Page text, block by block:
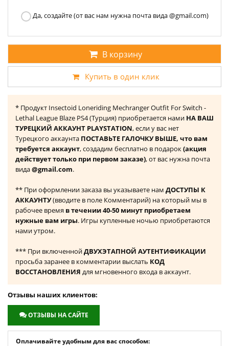
Да, создайте (от вас нам нужна почта вида @gmail.com)
В корзину
Купить в один клик
* Продукт Insectoid Loneriding Mechranger Outfit For Switch -
Lethal League Blaze PS4 (Турция) приобретается нами НА ВАШ
ТУРЕЦКИЙ АККАУНТ PLAYSTATION, если у вас нет
Турецкого аккаунта ПОСТАВЬТЕ ГАЛОЧКУ ВЫШЕ, что вам
требуется аккаунт, создадим бесплатно в подарок(акция
действует только при первом заказе), от вас нужна почта
вида@gmail.com.
** При оформлении заказа вы указываете нам ДОСТУПЫ К
АККАУНТУ(вводите в поле Комментарий) на который мы в
рабочее время в течении 40-50 минут приобретаем
нужные вам игры. Игры купленные ночью приобретаются
нами утром.
*** При включеннойДВУХЭТАПНОЙ АУТЕНТИФИКАЦИИ
просьба заранее в комментарии выслать КОД
ВОССТАНОВЛЕНИЯ для мгновенного входа в аккаунт.
Отзывы наших клиентов:
ОТЗЫВЫ НА САЙТЕ
Оплачивайте удобным для вас способом: